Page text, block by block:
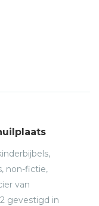
non-fictie,
van
gevestigd in